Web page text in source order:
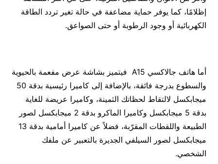
إظلامًا، كما يوفر حماية مضاعفة في حالة تغير تردد الطاقة
الكهربائية أو وجود الرطوبة أو حتى الصواعق.
أما هاتف جالاكسي A15 فيتميز بشاشة عرض مفعمة بالحيوية
والسطوع بدرجة فائقة، بالإضافة إلى كاميرا رئيسية بدقة 50
ميجابكسل لالتقاط لحظاتك الثمينة، وكاميرا عريضة للغاية
بدقة 5 ميجابكسل وكاميرا الماكرو بدقة 2 ميجابكسل لصور
الطبيعة واللقطات المقرّبة، فضلاً عن كاميرا أمامية بدقة 13
ميجابكسل لصور السيلفي الجديرة بالتعبير عن ملفك
الشخصي.